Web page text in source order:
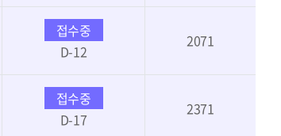
접수중
D-12
2071
접수중
D-17
2371